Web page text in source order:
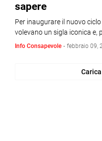
sapere
Per inaugurare il nuovo
volevano un sigla iconica e,
Info Consapevole - febbraio 09,